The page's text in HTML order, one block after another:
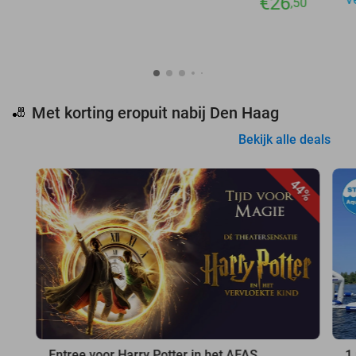
🎳 Met korting eropuit nabij Den Haag
Bekijk alle deals
44%